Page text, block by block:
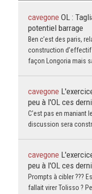
cavegone OL :
potentiel barrage
Ben c’est des paris,
construction
façon Longoria mais
cavegone
peu à l'OL ces
C’est pas en maniant
discussion sera
cavegone
peu à l'OL ces
Prompts à cibler ???
fallait virer Tolisso ?